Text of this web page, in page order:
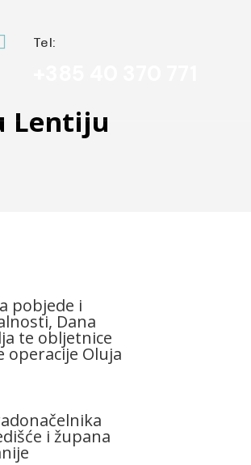
Tel:
Lentiju
pobjede i
Dana
te obljetnice
operacije Oluja
i župana